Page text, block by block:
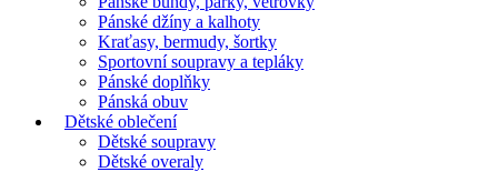
Pánské džíny a kalhoty
Kraťasy, bermudy, šortky
Sportovní soupravy a tepláky
Pánské doplňky
Pánská obuv
Dětské oblečení
Dětské soupravy
Dětské overaly